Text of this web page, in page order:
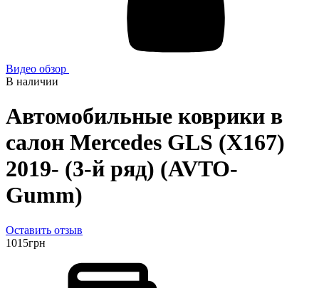
Видео обзор
В наличии
Автомобильные коврики в
салон Mercedes GLS (X167)
2019- (3-й ряд) (AVTO-
Gumm)
Оставить отзыв
1015грн